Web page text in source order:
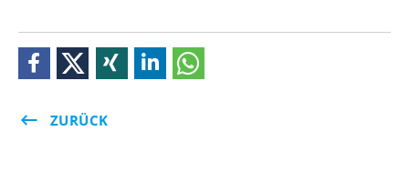
ZURÜCK